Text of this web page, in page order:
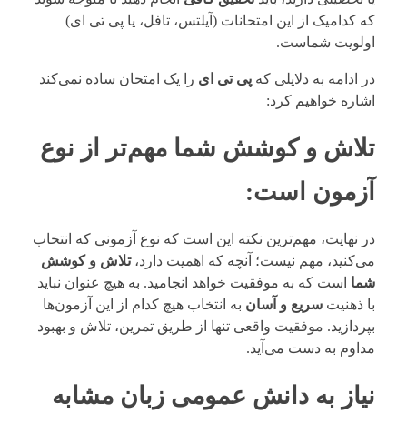
که کدامیک از این امتحانات (آیلتس، تافل، یا پی تی ای)
اولویت شماست.
در ادامه به دلایلی که پی تی ای را یک امتحان ساده نمی‌کند
اشاره خواهیم کرد:
تلاش و کوشش شما مهم‌تر از نوع
آزمون است:
در نهایت، مهم‌ترین نکته این است که نوع آزمونی که انتخاب
می‌کنید، مهم نیست؛ آنچه که اهمیت دارد،تلاش و کوشش
شما است که به موفقیت خواهد انجامید. به هیچ عنوان نباید
با ذهنیت سریع و آسان به انتخاب هیچ کدام از این آزمون‌ها
بپردازید. موفقیت واقعی تنها از طریق تمرین، تلاش و بهبود
مداوم به دست می‌آید.
نیاز به دانش عمومی زبان مشابه